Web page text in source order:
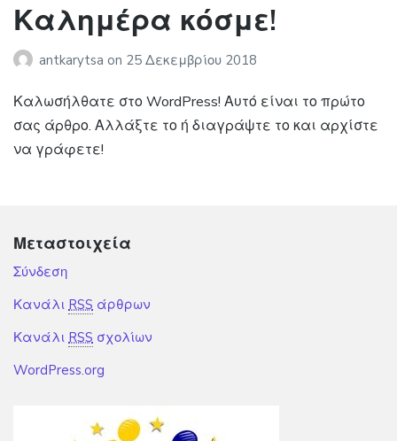
Καλημέρα κόσμε!
antkarytsa on 25 Δεκεμβρίου 2018
Καλωσήλθατε στο WordPress! Αυτό είναι το πρώτο
σας άρθρο. Αλλάξτε το ή διαγράψτε το και αρχίστε
να γράφετε!
Μεταστοιχεία
Σύνδεση
Κανάλι RSS άρθρων
Κανάλι RSS σχολίων
WordPress.org